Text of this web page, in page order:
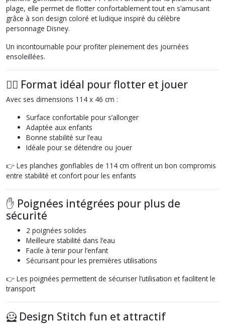
plage, elle permet de flotter confortablement tout en s’amusant
grâce à son design coloré et ludique inspiré du célèbre
personnage Disney.
Un incontournable pour profiter pleinement des journées
ensoleillées.
🏄‍♂️ Format idéal pour flotter et jouer
Avec ses dimensions 114 x 46 cm :
Surface confortable pour s’allonger
Adaptée aux enfants
Bonne stabilité sur l’eau
Idéale pour se détendre ou jouer
👉 Les planches gonflables de 114 cm offrent un bon compromis
entre stabilité et confort pour les enfants
✋ Poignées intégrées pour plus de
sécurité
2 poignées solides
Meilleure stabilité dans l’eau
Facile à tenir pour l’enfant
Sécurisant pour les premières utilisations
👉 Les poignées permettent de sécuriser l’utilisation et facilitent le
transport
🦸 Design Stitch fun et attractif